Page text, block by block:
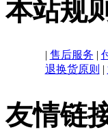
本站规
| 售后服务 |
退换货原则 |
友情链